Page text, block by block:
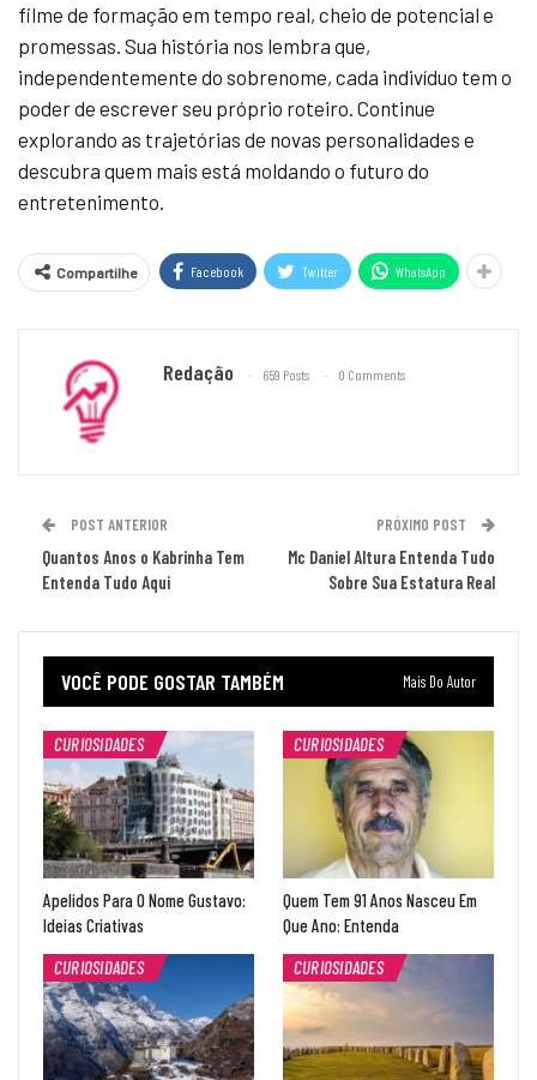
filme de formação em tempo real, cheio de potencial e
promessas. Sua história nos lembra que,
independentemente do sobrenome, cada indivíduo tem o
poder de escrever seu próprio roteiro. Continue
explorando as trajetórias de novas personalidades e
descubra quem mais está moldando o futuro do
entretenimento.
Compartilhe Facebook Twitter WhatsApp
Redação 659 Posts 0 Comments
POST ANTERIOR
Quantos Anos o Kabrinha Tem
Entenda Tudo Aqui
PRÓXIMO POST
Mc Daniel Altura Entenda Tudo
Sobre Sua Estatura Real
VOCÊ PODE GOSTAR TAMBÉM Mais Do Autor
CURIOSIDADES
Apelidos Para O Nome Gustavo:
Ideias Criativas
CURIOSIDADES
Quem Tem 91 Anos Nasceu Em
Que Ano: Entenda
CURIOSIDADES
CURIOSIDADES